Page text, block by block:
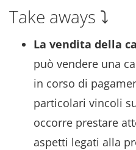
Take aways ⤵️
La vendita della
può vendere una
in corso di
particolari vincoli
occorre prestare
aspetti legati alla